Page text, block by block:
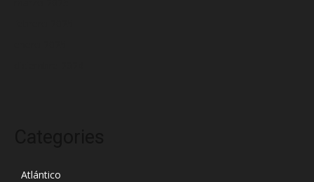
Atlántico